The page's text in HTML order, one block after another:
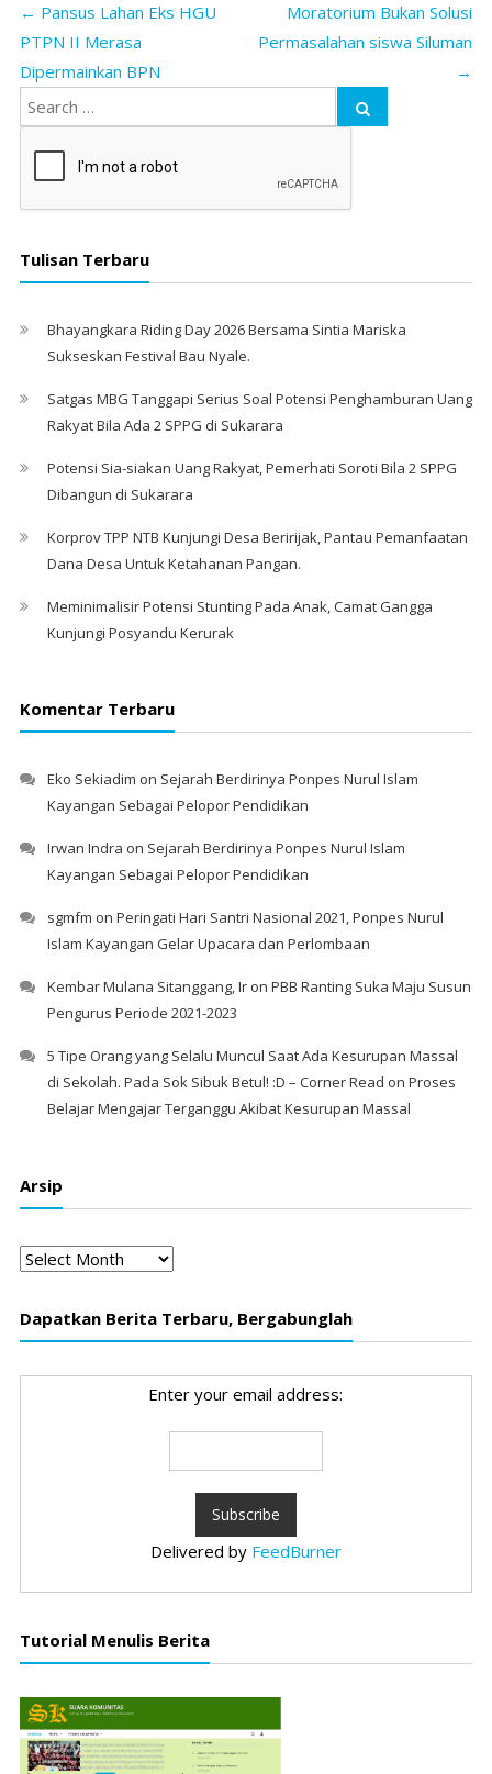
← Pansus Lahan Eks HGU
PTPN II Merasa
Dipermainkan BPN
Moratorium Bukan Solusi
Permasalahan siswa Siluman
→
Tulisan Terbaru
Bhayangkara Riding Day 2026 Bersama Sintia Mariska
Sukseskan Festival Bau Nyale. ‎
Satgas MBG Tanggapi Serius Soal Potensi Penghamburan Uang
Rakyat Bila Ada 2 SPPG di Sukarara
Potensi Sia-siakan Uang Rakyat, Pemerhati Soroti Bila 2 SPPG
Dibangun di Sukarara
Korprov TPP NTB Kunjungi Desa Beririjak, Pantau Pemanfaatan
Dana Desa Untuk Ketahanan Pangan.
Meminimalisir Potensi Stunting Pada Anak, Camat Gangga
Kunjungi Posyandu Kerurak
Komentar Terbaru
Eko Sekiadim on Sejarah Berdirinya Ponpes Nurul Islam
Kayangan Sebagai Pelopor Pendidikan
Irwan Indra on Sejarah Berdirinya Ponpes Nurul Islam
Kayangan Sebagai Pelopor Pendidikan
sgmfm on Peringati Hari Santri Nasional 2021, Ponpes Nurul
Islam Kayangan Gelar Upacara dan Perlombaan
Kembar Mulana Sitanggang, Iron PBB Ranting Suka Maju Susun
Pengurus Periode 2021-2023
5 Tipe Orang yang Selalu Muncul Saat Ada Kesurupan Massal
di Sekolah. Pada Sok Sibuk Betul! :D – Corner Read on Proses
Belajar Mengajar Terganggu Akibat Kesurupan Massal
Arsip
Arsip
Dapatkan Berita Terbaru, Bergabunglah
Enter your email address:
Delivered by FeedBurner
Tutorial Menulis Berita